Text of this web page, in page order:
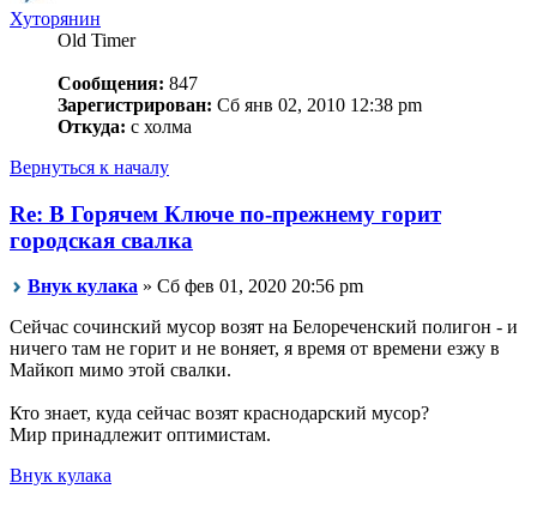
Хуторянин
Old Timer
Сообщения: 847
Зарегистрирован: Сб янв 02, 2010 12:38 pm
Откуда: с холма
Вернуться к началу
Re: В Горячем Ключе по-прежнему горит
городская свалка
Внук кулака » Сб фев 01, 2020 20:56 pm
Сейчас сочинский мусор возят на Белореченский полигон - и
ничего там не горит и не воняет, я время от времени езжу в
Майкоп мимо этой свалки.
Кто знает, куда сейчас возят краснодарский мусор?
Мир принадлежит оптимистам.
Внук кулака